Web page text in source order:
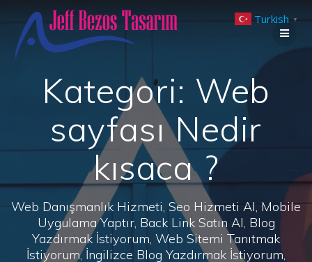
to
Kategori: Web
sayfası Nedir
kısaca ?
Web Danışmanlık Hizmeti, Seo Hizmeti Al, Mobile
Uygulama Yaptır, Back Link Satın Al, Blog
Yazdırmak İstiyorum, Web Sitemi Tanıtmak
İstiyorum, İngilizce Blog Yazdırmak İstiyorum,
Turkish ▼